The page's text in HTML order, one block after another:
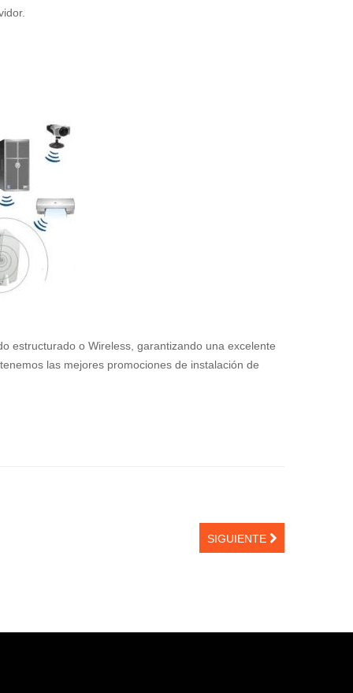
estructurado o Wireless, garantizando una excelente
las mejores promociones de instalación de
SIGUIENTE